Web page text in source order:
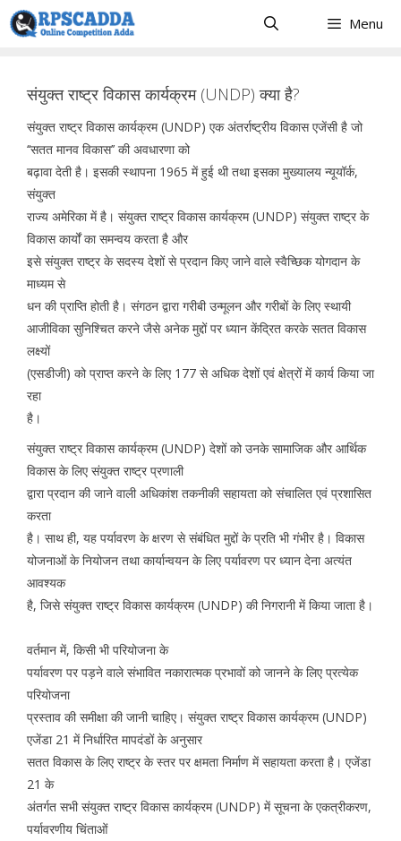
Skip
to
Menu
संयुक्त राष्ट्र विकास कार्यक्रम (UNDP) क्या है?
संयुक्त राष्ट्र विकास कार्यक्रम (UNDP) एक अंतर्राष्ट्रीय विकास एजेंसी है जो
‘‘सतत मानव विकास’’ की अवधारणा को
बढ़ावा देती है। इसकी स्थापना 1965 में हुई थी तथा इसका मुख्यालय न्यूयॉर्क,
संयुक्त
राज्य अमेरिका में है। संयुक्त राष्ट्र विकास कार्यक्रम (UNDP) संयुक्त राष्ट्र के
विकास कार्यों का समन्वय करता है और
इसे संयुक्त राष्ट्र के सदस्य देशों से प्रदान किए जाने वाले स्वैच्छिक योगदान के
माध्यम से
धन की प्राप्ति होती है। संगठन द्वारा गरीबी उन्मूलन और गरीबों के लिए स्थायी
आजीविका सुनिश्चित करने जैसे अनेक मुद्दों पर ध्यान केंद्रित करके सतत विकास
लक्ष्यों
(एसडीजी) को प्राप्त करने के लिए 177 से अधिक देशों एवं क्षेत्रों में कार्य किया जा
रहा
है।
संयुक्त राष्ट्र विकास कार्यक्रम (UNDP) देशों को उनके सामाजिक और आर्थिक
विकास के लिए संयुक्त राष्ट्र प्रणाली
द्वारा प्रदान की जाने वाली अधिकांश तकनीकी सहायता को संचालित एवं प्रशासित
करता
है। साथ ही, यह पर्यावरण के क्षरण से संबंधित मुद्दों के प्रति भी गंभीर है। विकास
योजनाओं के नियोजन तथा कार्यान्वयन के लिए पर्यावरण पर ध्यान देना अत्यंत
आवश्यक
है, जिसे संयुक्त राष्ट्र विकास कार्यक्रम (UNDP) की निगरानी में किया जाता है।
वर्तमान में, किसी भी परियोजना के
पर्यावरण पर पड़ने वाले संभावित नकारात्मक प्रभावों को जानने के लिए प्रत्येक
परियोजना
प्रस्ताव की समीक्षा की जानी चाहिए। संयुक्त राष्ट्र विकास कार्यक्रम (UNDP)
एजेंडा 21 में निर्धारित मापदंडों के अनुसार
सतत विकास के लिए राष्ट्र के स्तर पर क्षमता निर्माण में सहायता करता है। एजेंडा
21 के
अंतर्गत सभी संयुक्त राष्ट्र विकास कार्यक्रम (UNDP) में सूचना के एकत्रीकरण,
पर्यावरणीय चिंताओं